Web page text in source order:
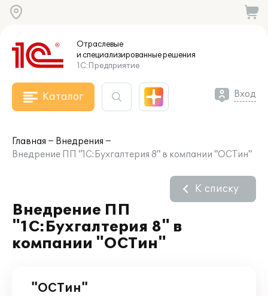
Отраслевые
и специализированныерешения
1С:Предприятие
Каталог Вход
Главная
Внедрения
Внедрение ПП "1С:Бухгалтерия 8" в компании "ОСТин"
Внедрение ПП
"1С:Бухгалтерия 8" в
компании "ОСТин"
К списку
"ОСТин"